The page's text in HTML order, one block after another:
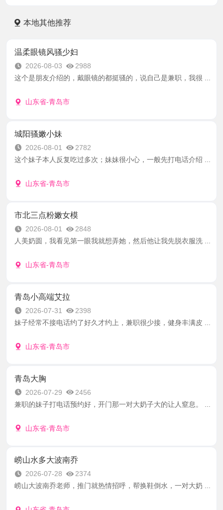
本地其他推荐
温柔眼镜风骚少妇
2026-08-03
2988
这个是朋友介绍的，戴眼镜的都挺骚的，说自己是兼职，我很 ...
山东省-青岛市
城阳骚嫩小妹
2026-08-01
2782
这个妹子本人反复吃过多次；妹妹很小心，一般先打电话介绍 ...
山东省-青岛市
市北三点粉嫩女模
2026-08-01
2848
人美奶圆，我看见第一眼我就想弄她，然后他让我先脱衣服洗 ...
山东省-青岛市
青岛小高端艾拉
2026-07-31
2398
妹子经常不接电话约了好久才约上，兼职很少接，健身丰满皮 ...
山东省-青岛市
青岛大胸
2026-07-29
2456
兼职的妹子打电话预约好，开门那一对大奶子大的让人窒息。 ...
山东省-青岛市
崂山水多大波南乔
2026-07-28
2374
崂山大波南乔老师，推门就热情招呼，帮换鞋倒水，一对大奶 ...